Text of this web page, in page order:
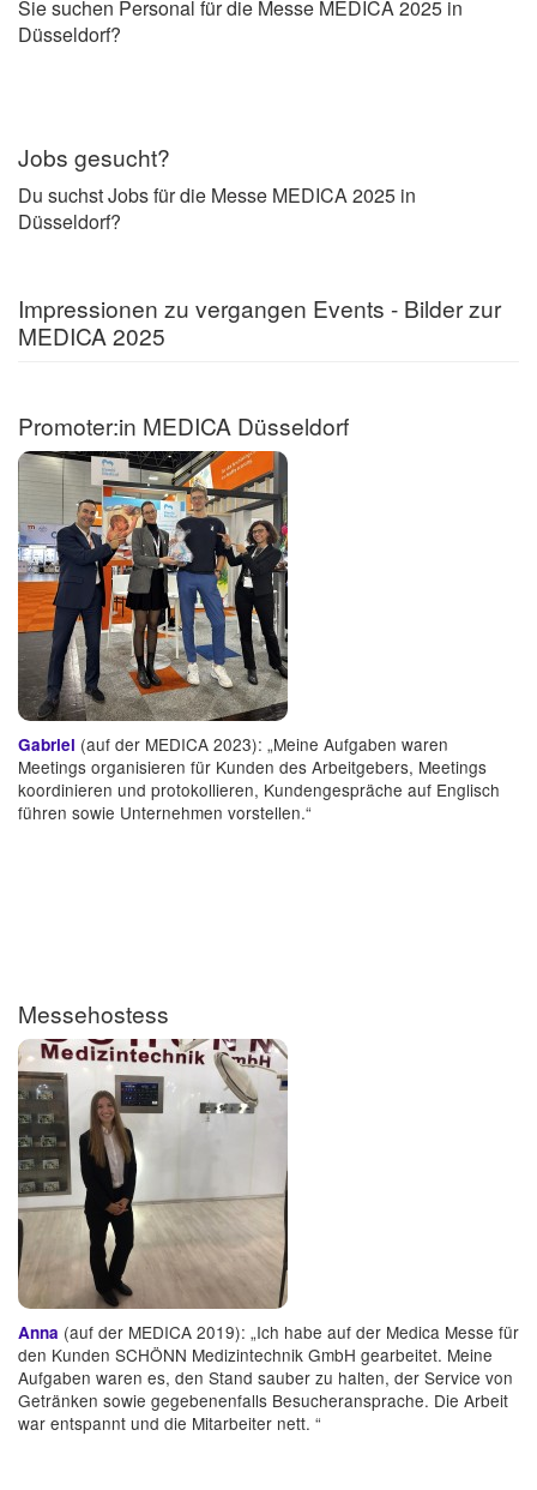
Sie suchen Personal für die Messe MEDICA 2025 in
Düsseldorf?
Jobs gesucht?
Du suchst Jobs für die Messe MEDICA 2025 in
Düsseldorf?
Impressionen zu vergangen Events - Bilder zur
MEDICA 2025
Promoter:in MEDICA Düsseldorf
Gabriel (auf der MEDICA 2023): „Meine Aufgaben waren
Meetings organisieren für Kunden des Arbeitgebers, Meetings
koordinieren und protokollieren, Kundengespräche auf Englisch
führen sowie Unternehmen vorstellen.“
Messehostess
Anna (auf der MEDICA 2019): „Ich habe auf der Medica Messe für
den Kunden SCHÖNN Medizintechnik GmbH gearbeitet. Meine
Aufgaben waren es, den Stand sauber zu halten, der Service von
Getränken sowie gegebenenfalls Besucheransprache. Die Arbeit
war entspannt und die Mitarbeiter nett. “